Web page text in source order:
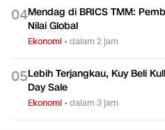
04Mendag di BRICS TMM:
Nilai Global
Ekonomi •dalam 2 jam
05Lebih Terjangkau, Kuy Beli
Day Sale
Ekonomi •dalam 3 jam